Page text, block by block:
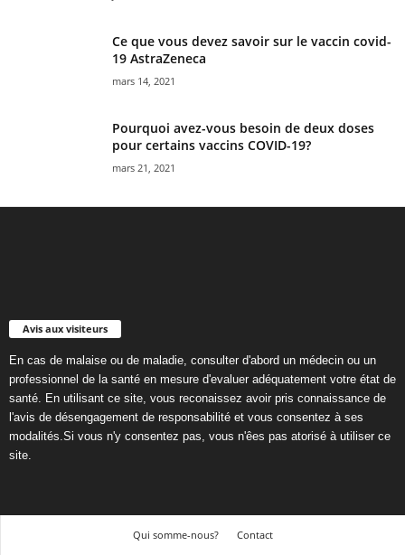
Ce que vous devez savoir sur le vaccin covid-
19 AstraZeneca
mars 14, 2021
Pourquoi avez-vous besoin de deux doses
pour certains vaccins COVID-19?
mars 21, 2021
Avis aux visiteurs
En cas de malaise ou de maladie, consulter d'abord un médecin ou un
professionnel de la santé en mesure d'evaluer adéquatement votre état de
santé. En utilisant ce site, vous reconaissez avoir pris connaissance de
l'avis de désengagement de responsabilité et vous consentez à ses
modalités.Si vous n'y consentez pas, vous n'êes pas atorisé à utiliser ce
site.
Qui somme-nous? Contact